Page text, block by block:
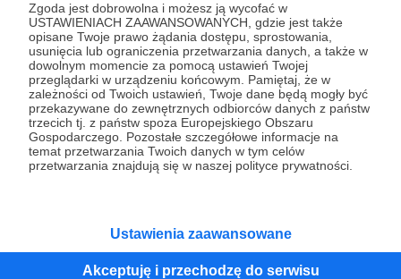
Zgoda jest dobrowolna i możesz ją wycofać w
USTAWIENIACH ZAAWANSOWANYCH, gdzie jest także
opisane Twoje prawo żądania dostępu, sprostowania,
usunięcia lub ograniczenia przetwarzania danych, a także w
dowolnym momencie za pomocą ustawień Twojej
przeglądarki w urządzeniu końcowym. Pamiętaj, że w
zależności od Twoich ustawień, Twoje dane będą mogły być
przekazywane do zewnętrznych odbiorców danych z państw
trzecich tj. z państw spoza Europejskiego Obszaru
Gospodarczego. Pozostałe szczegółowe informacje na
temat przetwarzania Twoich danych w tym celów
przetwarzania znajdują się w naszej polityce prywatności.
Ustawienia zaawansowane
Akceptuję i przechodzę do serwisu
Mamy to! Dziękujemy!
Nowy materiał tylko dla Patronów
Cenzura na YouTube. Wyłączyli nam
Komentarze (0)